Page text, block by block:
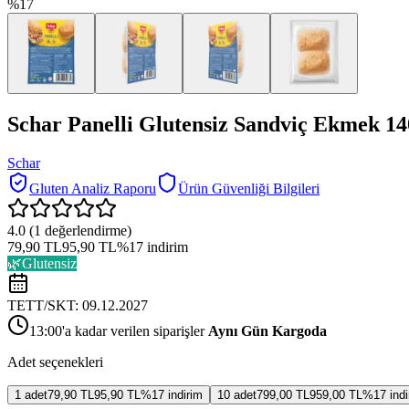
%17
Schar Panelli Glutensiz Sandviç Ekmek
Schar
Gluten Analiz Raporu
Ürün Güvenliği Bilgileri
4.0 (1 değerlendirme)
79,90 TL95,90 TL%17 indirim
🌿Glutensiz
TETT/SKT: 09.12.2027
13:00'a kadar verilen siparişler Aynı Gün Kargoda
Adet seçenekleri
1 adet79,90 TL 95,90 TL %17 indirim 10 adet799,00 TL 959,00 TL %17